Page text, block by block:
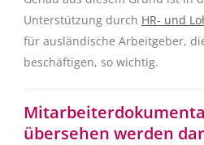
Unterstützung durch HR- und
für ausländische Arbeitgeber,
beschäftigen, so wichtig.
übersehen werden